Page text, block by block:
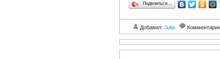
Поделиться…
Добавил: Julia